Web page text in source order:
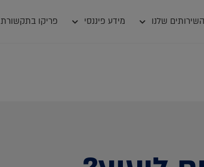
השירותים שלנו מידע פיננסי פריקו בתקשורת